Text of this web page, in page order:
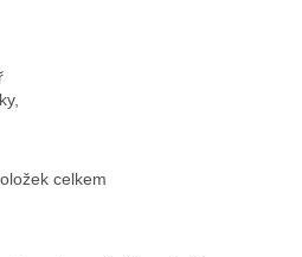
O celkem